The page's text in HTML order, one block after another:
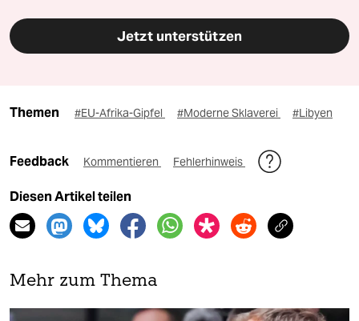
Jetzt unterstützen
Themen #EU-Afrika-Gipfel #Moderne Sklaverei #Libyen
Feedback Kommentieren Fehlerhinweis
Diesen Artikel teilen
Mehr zum Thema